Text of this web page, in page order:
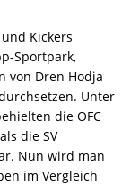
Kickers
Sportpark,
von Dren Hodja
Unter
die OFC
die SV
Nun wird man
im Vergleich